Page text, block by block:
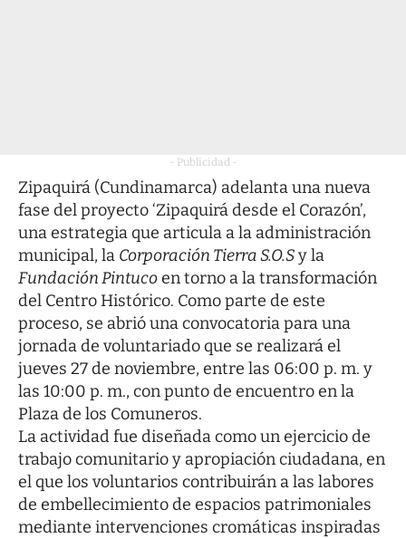
- Publicidad -
Zipaquirá (Cundinamarca) adelanta una nueva
fase del proyecto ‘Zipaquirá desde el Corazón’,
una estrategia que articula a la administración
municipal, la Corporación Tierra S.O.Sy la
Fundación Pintucoen torno a la transformación
del Centro Histórico. Como parte de este
proceso, se abrió una convocatoria para una
jornada de voluntariado que se realizará el
jueves 27 de noviembre, entre las 06:00 p. m. y
las 10:00 p. m., con punto de encuentro en la
Plaza de los Comuneros.
La actividad fue diseñada como un ejercicio de
trabajo comunitario y apropiación ciudadana, en
el que los voluntarios contribuirán a las labores
de embellecimiento de espacios patrimoniales
mediante intervenciones cromáticas inspiradas